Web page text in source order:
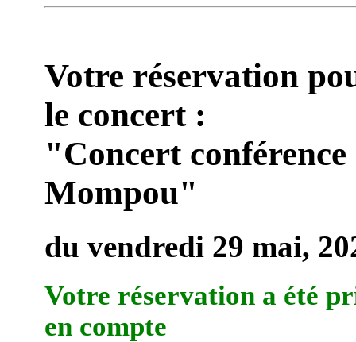
Votre réservation
le concert :
"Concert conférence
Mompou"
du vendredi 29 mai,
Votre réservation a été
en compte